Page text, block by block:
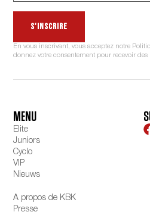
S'inscrire
En vous inscrivant, vous acceptez notre
donnez votre consentement pour recevoir
MENU
Elite
Juniors
Cyclo
VIP
Nieuws
A propos de KBK
Presse